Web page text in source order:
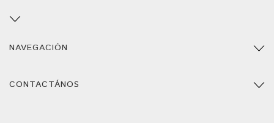
NAVEGACIÓN
CONTACTÁNOS